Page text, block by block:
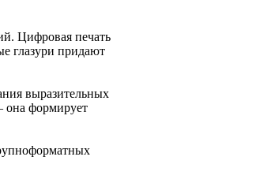
Цифровая печать
глазури придают
выразительных
она формирует